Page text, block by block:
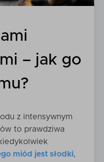
– jak go
z intensywnym
to prawdziwa
miód jest słodki,